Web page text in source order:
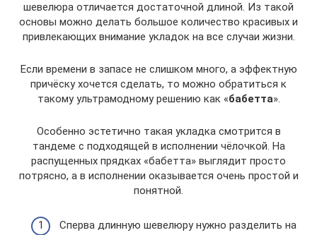
шевелюра отличается достаточной длиной. Из такой
основы можно делать большое количество красивых и
привлекающих внимание укладок на все случаи жизни.
Если времени в запасе не слишком много, а эффектную
причёску хочется сделать, то можно обратиться к
такому ультрамодному решению как «бабетта».
Особенно эстетично такая укладка смотрится в
тандеме с подходящей в исполнении чёлочкой. На
распущенных прядках «бабетта» выглядит просто
потрясно, а в исполнении оказывается очень простой и
понятной.
Сперва длинную шевелюру нужно разделить на